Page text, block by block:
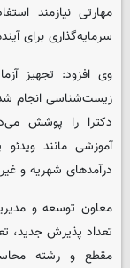
مهارتی نیازمند
سرمایه‌گذاری برای
وی افزود: تجهیز
زیست‌شناسی انجام
دکترا را پوشش
آموزشی مانند
درآمدهای شهریه و
معاون توسعه و
تعداد پذیرش جدید،
مقطع و رشته